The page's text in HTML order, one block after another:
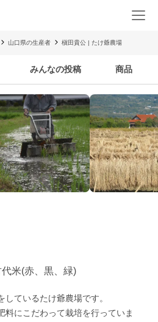
山口県の生産者 槇田貴公 | たけ爺農場
みんなの投稿 商品
米(赤、黒、緑)
ているたけ爺農場です。
料にこだわって栽培を行っていま